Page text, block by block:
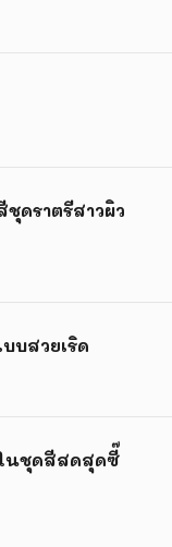
ดราตรีสาวผิว
บสวยเริด
นชุดสีสดสุดซี๊